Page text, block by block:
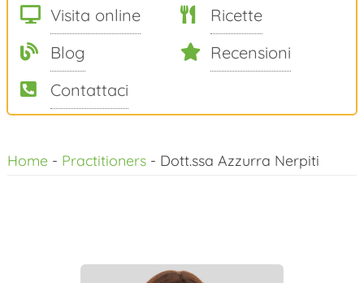
Visita online
Ricette
Blog
Recensioni
Contattaci
alHome- Practitioners- Dott.ssa Azzurra Nerpiti